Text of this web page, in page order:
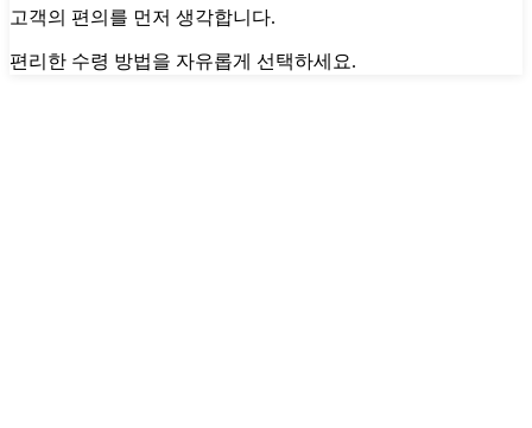
고객의 편의를 먼저 생각합니다.
편리한 수령 방법을 자유롭게 선택하세요.